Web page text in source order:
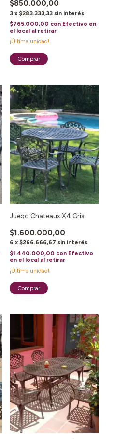
$850.000,00
3 x $283.333,33 sin interés
$765.000,00 con Efectivo en
el local al retirar
¡Última unidad!
1 / 3
Juego Chateaux X4 Gris
$1.600.000,00
6 x $266.666,67 sin interés
$1.440.000,00 con Efectivo
en el local al retirar
¡Última unidad!
1/3